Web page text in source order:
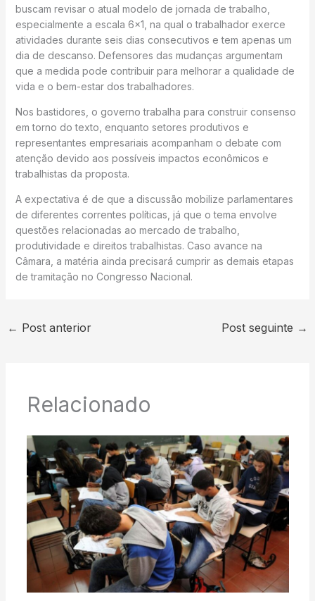
buscam revisar o atual modelo de jornada de trabalho,
especialmente a escala 6×1, na qual o trabalhador exerce
atividades durante seis dias consecutivos e tem apenas um
dia de descanso. Defensores das mudanças argumentam
que a medida pode contribuir para melhorar a qualidade de
vida e o bem-estar dos trabalhadores.
Nos bastidores, o governo trabalha para construir consenso
em torno do texto, enquanto setores produtivos e
representantes empresariais acompanham o debate com
atenção devido aos possíveis impactos econômicos e
trabalhistas da proposta.
A expectativa é de que a discussão mobilize parlamentares
de diferentes correntes políticas, já que o tema envolve
questões relacionadas ao mercado de trabalho,
produtividade e direitos trabalhistas. Caso avance na
Câmara, a matéria ainda precisará cumprir as demais etapas
de tramitação no Congresso Nacional.
← Post anterior Post seguinte →
Relacionado